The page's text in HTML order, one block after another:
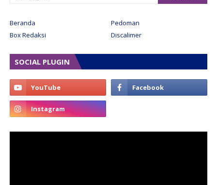
Beranda
Pedoman
Box Redaksi
Discalimer
SOCIAL PLUGIN